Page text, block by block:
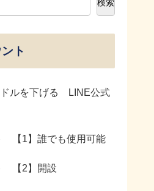
検索
ト
ルを下げる LINE公式
【1】誰でも使用可能
【2】開設